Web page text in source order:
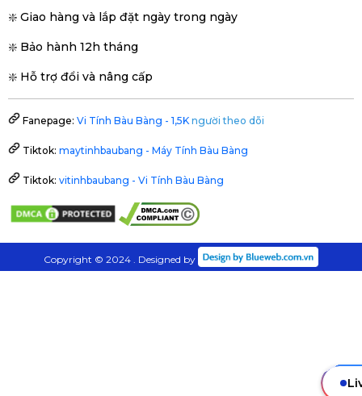
❇️ Giao hàng và lắp đặt ngày trong ngày
❇️ Bảo hành 12h tháng
❇️ Hỗ trợ đổi và nâng cấp
Fanepage: Vi Tính Bàu Bàng - 1,5K người theo dõi
Tiktok: maytinhbaubang - Máy Tính Bàu Bàng
Tiktok: vitinhbaubang - Vi Tính Bàu Bàng
Copyright © 2024 . Designed by